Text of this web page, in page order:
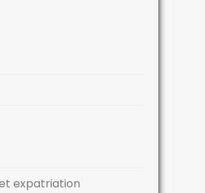
expatriation